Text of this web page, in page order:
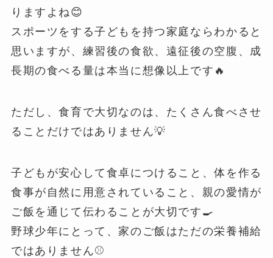
りますよね😊
スポーツをする子どもを持つ家庭ならわかると
思いますが、練習後の食欲、遠征後の空腹、成
長期の食べる量は本当に想像以上です🔥
ただし、食育で大切なのは、たくさん食べさせ
ることだけではありません💡
子どもが安心して食卓につけること、体を作る
食事が自然に用意されていること、親の愛情が
ご飯を通じて伝わることが大切です🍳
野球少年にとって、家のご飯はただの栄養補給
ではありません⚾️